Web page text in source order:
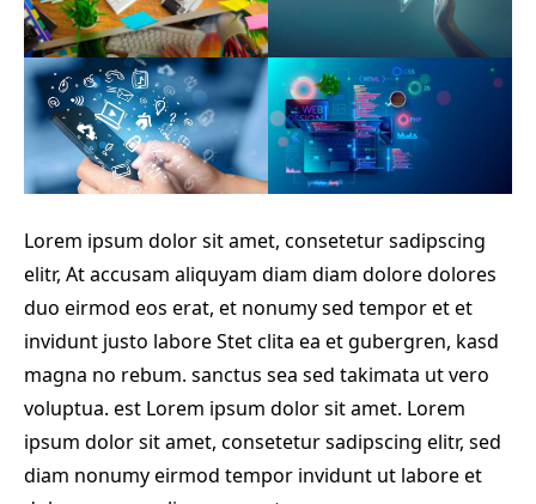
Lorem ipsum dolor sit amet, consetetur sadipscing
elitr, At accusam aliquyam diam diam dolore dolores
duo eirmod eos erat, et nonumy sed tempor et et
invidunt justo labore Stet clita ea et gubergren, kasd
magna no rebum. sanctus sea sed takimata ut vero
voluptua. est Lorem ipsum dolor sit amet. Lorem
ipsum dolor sit amet, consetetur sadipscing elitr, sed
diam nonumy eirmod tempor invidunt ut labore et